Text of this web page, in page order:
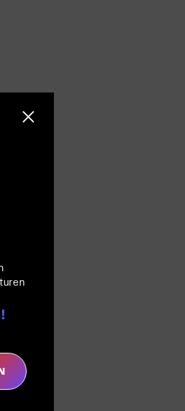
Zijbalk sluiten